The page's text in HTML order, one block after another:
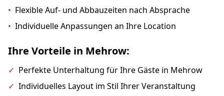
• Flexible Auf- und Abbauzeiten nach Absprache
• Individuelle Anpassungen an Ihre Location
Ihre Vorteile in Mehrow:
✓ Perfekte Unterhaltung für Ihre Gäste in Mehrow
✓ Individuelles Layout im Stil Ihrer Veranstaltung